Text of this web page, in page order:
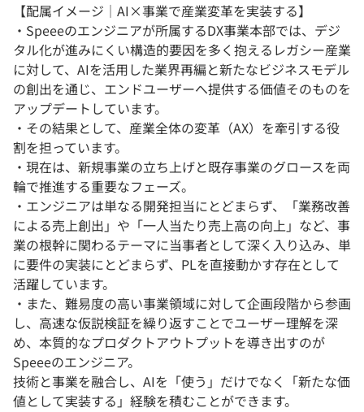
【配属イメージ｜AI×事業で産業変革を実装する】
・Speeeのエンジニアが所属するDX事業本部では、デジ
タル化が進みにくい構造的要因を多く抱えるレガシー産業
に対して、AIを活用した業界再編と新たなビジネスモデル
の創出を通じ、エンドユーザーへ提供する価値そのものを
アップデートしています。
・その結果として、産業全体の変革（AX）を牽引する役
割を担っています。
・現在は、新規事業の立ち上げと既存事業のグロースを両
輪で推進する重要なフェーズ。
・エンジニアは単なる開発担当にとどまらず、「業務改善
による売上創出」や「一人当たり売上高の向上」など、事
業の根幹に関わるテーマに当事者として深く入り込み、単
に要件の実装にとどまらず、PLを直接動かす存在として
活躍しています。
・また、難易度の高い事業領域に対して企画段階から参画
し、高速な仮説検証を繰り返すことでユーザー理解を深
め、本質的なプロダクトアウトプットを導き出すのが
Speeeのエンジニア。
技術と事業を融合し、AIを「使う」だけでなく「新たな価
値として実装する」経験を積むことができます。